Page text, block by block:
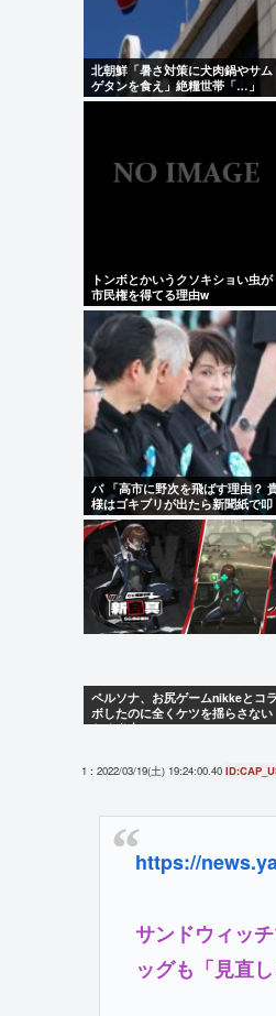
悔しさを日々感
Powered by livedoor
北朝鮮「暑さ対策に犬肉鍋やサム
ゲタンを食え」絶糧世帯「…」
トンボとかいうクソキショい虫が
市民権を得てる理由w
パ 「高市に野次を飛ばす理由？
様はゴキブリが出たら新聞紙で叩
かないのか？」
ペルソナ、お尻ゲームnikkeとコラ
ボしたのに全くケツを揺らさない
ため炎上
1 : 2022/03/19(土) 19:24:00.40
https://
サンドウィッ
ッグも「見直し